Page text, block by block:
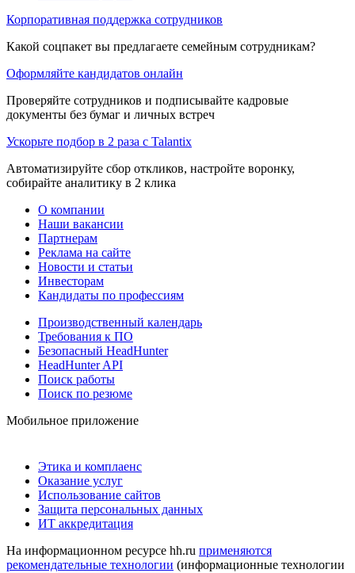
Корпоративная поддержка сотрудников
Какой соцпакет вы предлагаете семейным сотрудникам?
Оформляйте кандидатов онлайн
Проверяйте сотрудников и подписывайте кадровые
документы без бумаг и личных встреч
Ускорьте подбор в 2 раза с Talantix
Автоматизируйте сбор откликов, настройте воронку,
собирайте аналитику в 2 клика
О компании
Наши вакансии
Партнерам
Реклама на сайте
Новости и статьи
Инвесторам
Кандидаты по профессиям
Производственный календарь
Требования к ПО
Безопасный HeadHunter
HeadHunter API
Поиск работы
Поиск по резюме
Мобильное приложение
Этика и комплаенс
Оказание услуг
Использование сайтов
Защита персональных данных
ИТ аккредитация
На информационном ресурсе hh.ru применяются
рекомендательные технологии (информационные технологии